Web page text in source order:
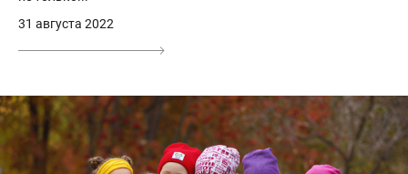
31 августа 2022